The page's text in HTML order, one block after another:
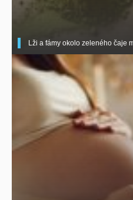
Lži a fámy okolo zeleného čaje